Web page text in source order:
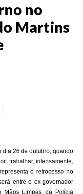
no
Martins
dia 26 de outubro, quando
trabalhar, intensamente,
o retrocesso no
entre o ex-governador
Mãos Limpas, da Polícia